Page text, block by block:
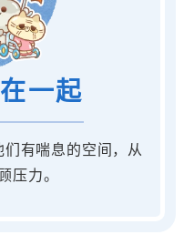
一起
有喘息的空间，从
压力。